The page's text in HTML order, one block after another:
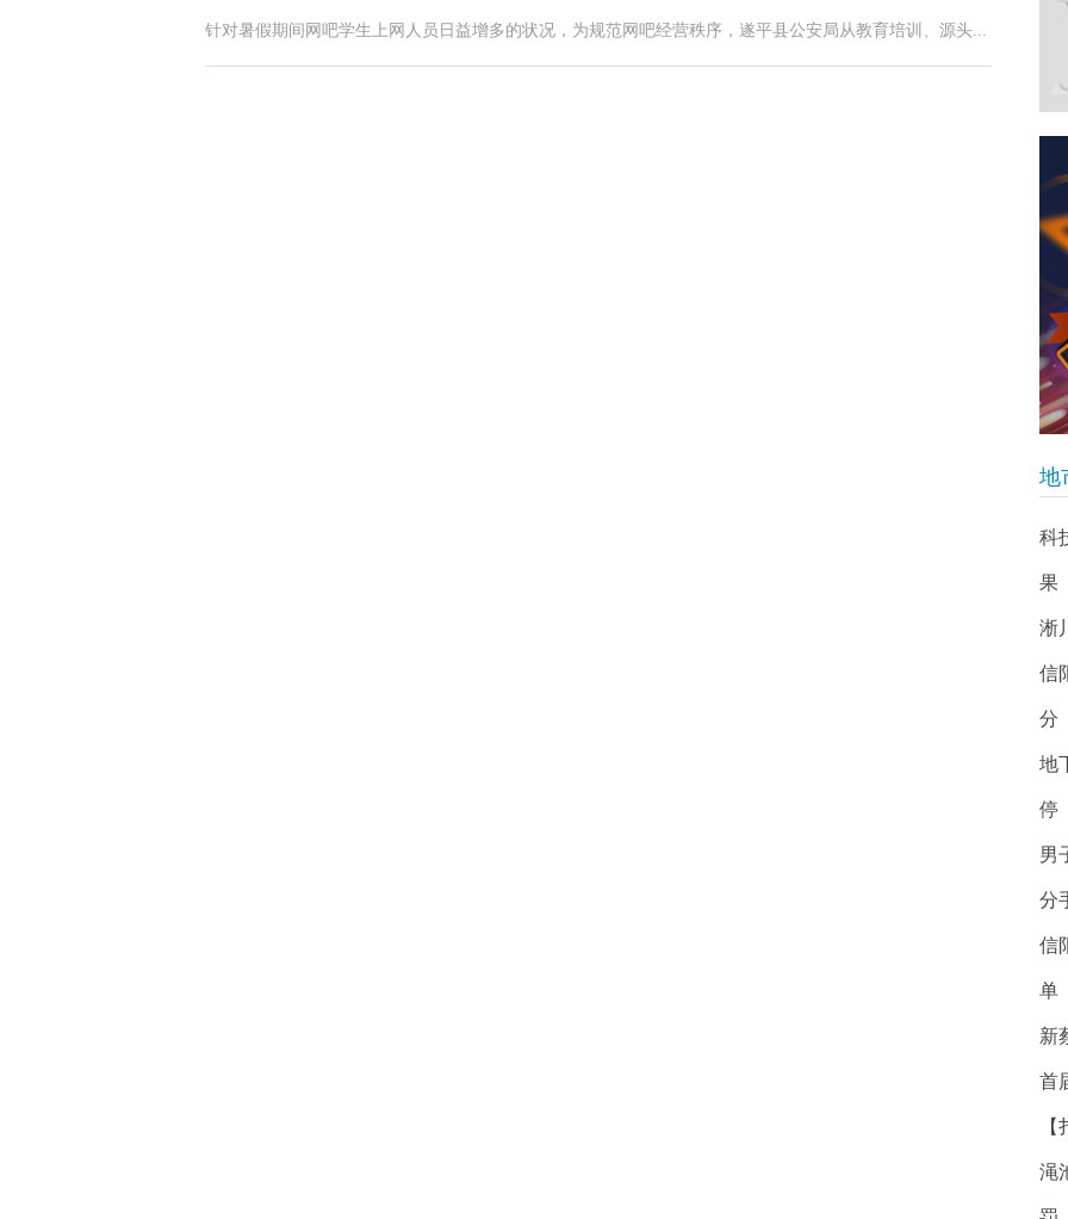
针对暑假期间网吧学生上网人员日益增多的状况，为规范网吧经营秩序，遂平县公安局从教育培训、源头...
地
科
果
淅
信
分
地
停
男
分
信
单
新
首
渑